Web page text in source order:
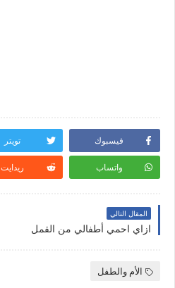
فيسبوك تويتر
واتساب ريدايت
المقال التالي
ازاي احمي أطفالي من القمل
الأم والطفل